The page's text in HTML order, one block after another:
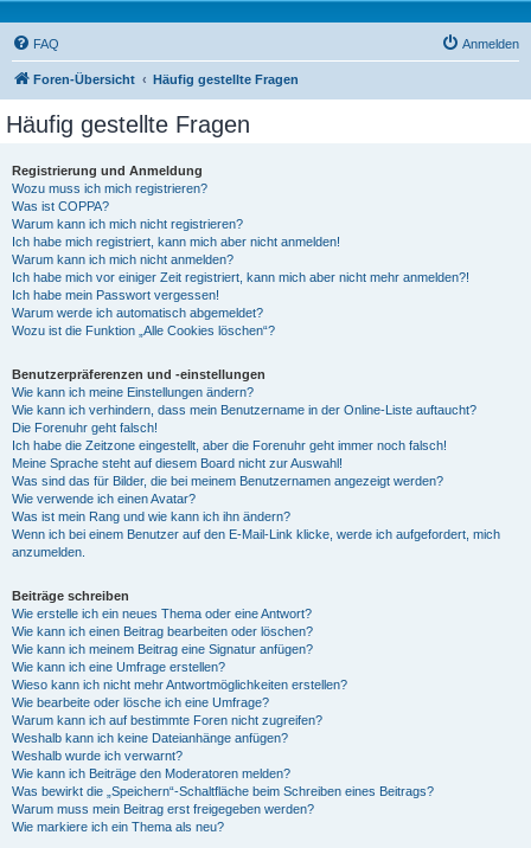
FAQ Anmelden
Foren-Übersicht Häufig gestellte Fragen
Häufig gestellte Fragen
Registrierung und Anmeldung
Wozu muss ich mich registrieren?
Was ist COPPA?
Warum kann ich mich nicht registrieren?
Ich habe mich registriert, kann mich aber nicht anmelden!
Warum kann ich mich nicht anmelden?
Ich habe mich vor einiger Zeit registriert, kann mich aber nicht mehr anmelden?!
Ich habe mein Passwort vergessen!
Warum werde ich automatisch abgemeldet?
Wozu ist die Funktion „Alle Cookies löschen“?
Benutzerpräferenzen und -einstellungen
Wie kann ich meine Einstellungen ändern?
Wie kann ich verhindern, dass mein Benutzername in der Online-Liste auftaucht?
Die Forenuhr geht falsch!
Ich habe die Zeitzone eingestellt, aber die Forenuhr geht immer noch falsch!
Meine Sprache steht auf diesem Board nicht zur Auswahl!
Was sind das für Bilder, die bei meinem Benutzernamen angezeigt werden?
Wie verwende ich einen Avatar?
Was ist mein Rang und wie kann ich ihn ändern?
Wenn ich bei einem Benutzer auf den E-Mail-Link klicke, werde ich aufgefordert, mich
anzumelden.
Beiträge schreiben
Wie erstelle ich ein neues Thema oder eine Antwort?
Wie kann ich einen Beitrag bearbeiten oder löschen?
Wie kann ich meinem Beitrag eine Signatur anfügen?
Wie kann ich eine Umfrage erstellen?
Wieso kann ich nicht mehr Antwortmöglichkeiten erstellen?
Wie bearbeite oder lösche ich eine Umfrage?
Warum kann ich auf bestimmte Foren nicht zugreifen?
Weshalb kann ich keine Dateianhänge anfügen?
Weshalb wurde ich verwarnt?
Wie kann ich Beiträge den Moderatoren melden?
Was bewirkt die „Speichern“-Schaltfläche beim Schreiben eines Beitrags?
Warum muss mein Beitrag erst freigegeben werden?
Wie markiere ich ein Thema als neu?